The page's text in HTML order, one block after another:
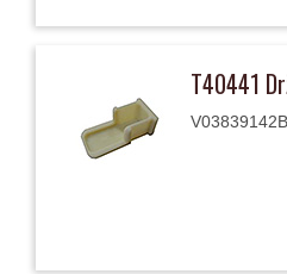
T40441